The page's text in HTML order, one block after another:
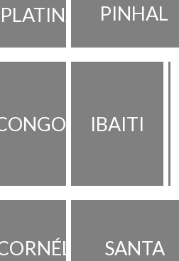
PLATINA
PINHAL
IBAITI
SANTA